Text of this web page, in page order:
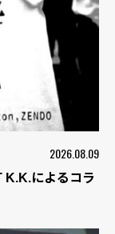
2026.08.09
によるコラ